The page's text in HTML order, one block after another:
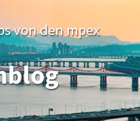
von den mpex